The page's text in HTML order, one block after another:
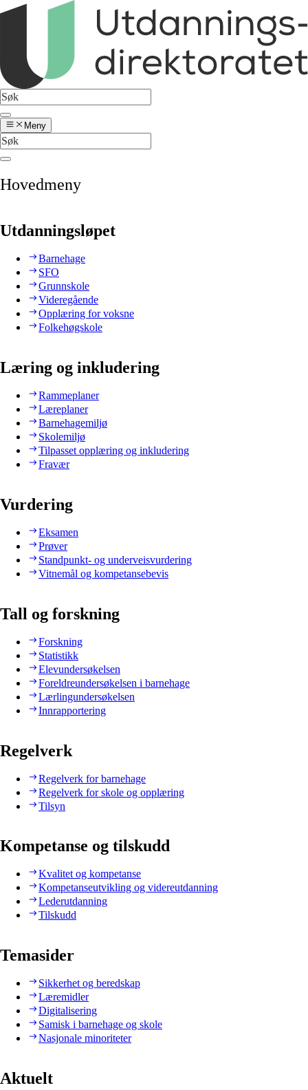
Meny
Hovedmeny
Utdanningsløpet
Barnehage
SFO
Grunnskole
Videregående
Opplæring for voksne
Folkehøgskole
Læring og inkludering
Rammeplaner
Læreplaner
Barnehagemiljø
Skolemiljø
Tilpasset opplæring og inkludering
Fravær
Vurdering
Eksamen
Prøver
Standpunkt- og underveisvurdering
Vitnemål og kompetansebevis
Tall og forskning
Forskning
Statistikk
Elevundersøkelsen
Foreldreundersøkelsen i barnehage
Lærlingundersøkelsen
Innrapportering
Regelverk
Regelverk for barnehage
Regelverk for skole og opplæring
Tilsyn
Kompetanse og tilskudd
Kvalitet og kompetanse
Kompetanseutvikling og videreutdanning
Lederutdanning
Tilskudd
Temasider
Sikkerhet og beredskap
Læremidler
Digitalisering
Samisk i barnehage og skole
Nasjonale minoriteter
Aktuelt